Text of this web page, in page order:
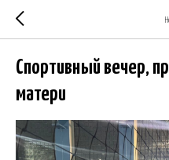
Спортивный вечер,
матери